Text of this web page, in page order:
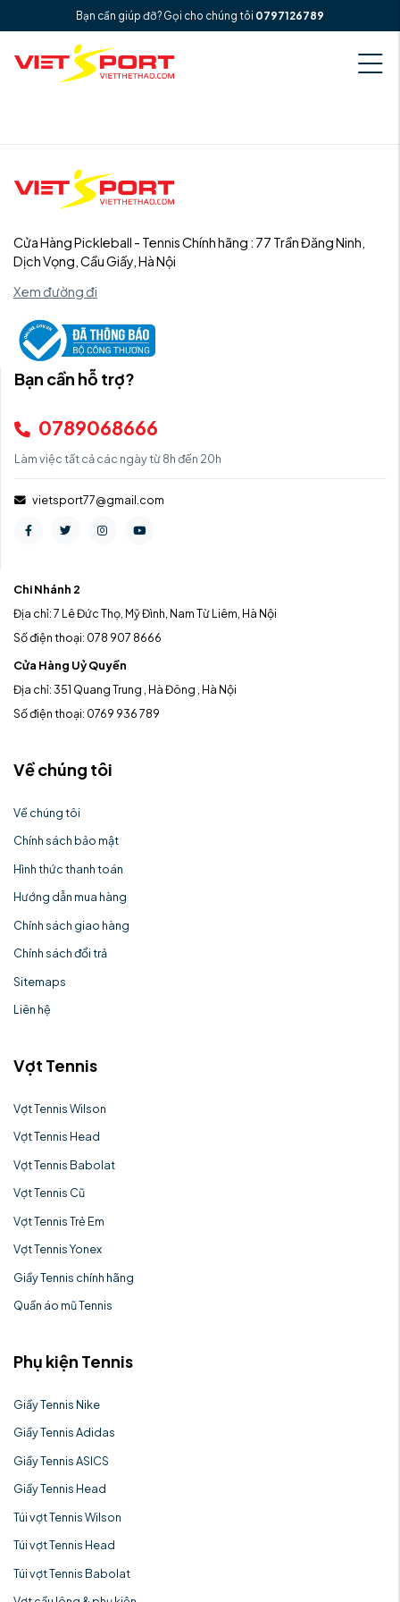
Bạn cần giúp đỡ? Gọi cho chúng tôi 0797126789
Cửa Hàng Pickleball - Tennis Chính hãng : 77 Trần Đăng Ninh,
Dịch Vọng, Cầu Giấy, Hà Nội
Xem đường đi
Bạn cần hỗ trợ?
0789068666
Làm việc tất cả các ngày từ 8h đến 20h
vietsport77@gmail.com
Chi Nhánh 2
Địa chỉ: 7 Lê Đức Thọ, Mỹ Đình, Nam Từ Liêm, Hà Nội
Số điện thoại: 078 907 8666
Cửa Hàng Uỷ Quyền
Địa chỉ: 351 Quang Trung , Hà Đông , Hà Nội
Số điện thoại: 0769 936 789
Về chúng tôi
Về chúng tôi
Chính sách bảo mật
Hình thức thanh toán
Hướng dẫn mua hàng
Chính sách giao hàng
Chính sách đổi trả
Sitemaps
Liên hệ
Vợt Tennis
Vợt Tennis Wilson
Vợt Tennis Head
Vợt Tennis Babolat
Vợt Tennis Cũ
Vợt Tennis Trẻ Em
Vợt Tennis Yonex
Giầy Tennis chính hãng
Quần áo mũ Tennis
Phụ kiện Tennis
Giầy Tennis Nike
Giầy Tennis Adidas
Giầy Tennis ASICS
Giầy Tennis Head
Túi vợt Tennis Wilson
Túi vợt Tennis Head
Túi vợt Tennis Babolat